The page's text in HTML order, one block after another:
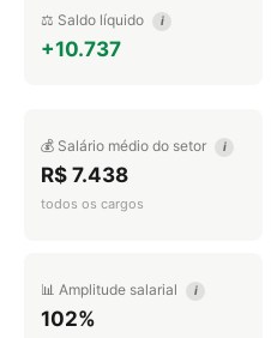
⚖️ Saldo líquido i
+10.737
💰 Salário médio do setor i
R$ 7.438
todos os cargos
📊 Amplitude salarial i
102%